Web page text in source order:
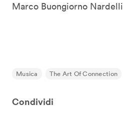
Marco Buongiorno Nardelli
Musica The Art Of Connection
Condividi